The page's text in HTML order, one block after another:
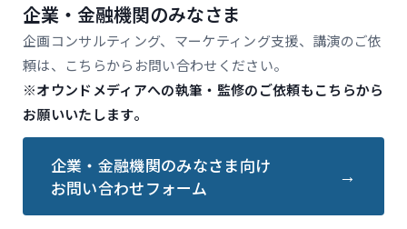
企業・金融機関のみなさま
企画コンサルティング、マーケティング支援、講演のご依
頼は、こちらからお問い合わせください。
※オウンドメディアへの執筆・監修のご依頼もこちらから
お願いいたします。
企業・金融機関のみなさま向け
お問い合わせフォーム